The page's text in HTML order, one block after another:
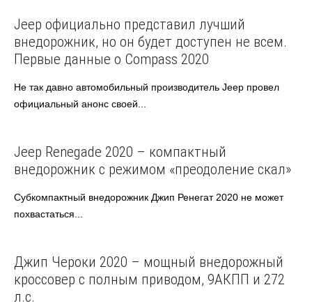
Jeep Автоновости
Jeep официально представил лучший
внедорожник, но он будет доступен не всем.
Первые данные о Compass 2020
Не так давно автомобильный производитель Jeep провел
официальный анонс своей...
Jeep
Jeep Renegade 2020 – компактный
внедорожник с режимом «преодоление скал»
Субкомпактный внедорожник Джип Ренегат 2020 не может
похвастаться...
Jeep
Джип Чероки 2020 – мощный внедорожный
кроссовер с полным приводом, 9АКПП и 272
л.с.